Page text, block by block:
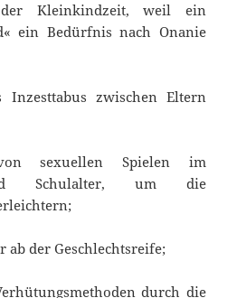
Kleinkindzeit, weil ein
ein Bedürfnis nach Onanie
Inzesttabus zwischen Eltern
sexuellen Spielen im
Schulalter, um die
ab der Geschlechtsreife;
durch die